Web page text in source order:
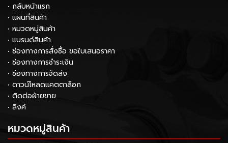
• กลับหน้าแรก
• แผนที่สินค้า
• หมวดหมู่สินค้า
• แบรนด์สินค้า
• ช่องทางการสั่งซื้อ ขอใบเสนอราคา
• ช่องทางการชำระเงิน
• ช่องทางการจัดส่ง
• ดาวน์โหลดแคตตาล็อก
• ติดต่อฝ่ายขาย
• ลิงค์
หมวดหมู่สินค้า